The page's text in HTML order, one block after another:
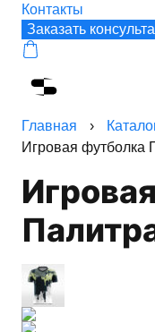
Контакты
Заказать
Главная ›
Игровая футболка
Игровая футболка